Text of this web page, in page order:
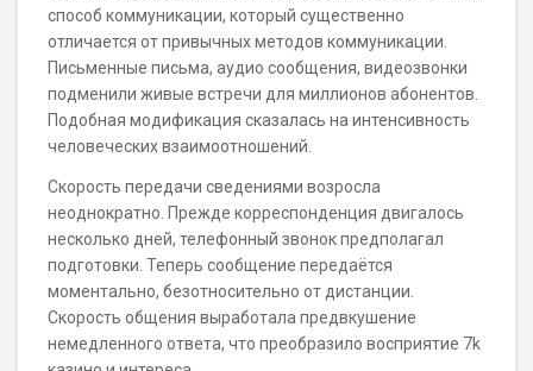
способ коммуникации, который существенно
отличается от привычных методов коммуникации.
Письменные письма, аудио сообщения, видеозвонки
подменили живые встречи для миллионов абонентов.
Подобная модификация сказалась на интенсивность
человеческих взаимоотношений.
Скорость передачи сведениями возросла
неоднократно. Прежде корреспонденция двигалось
несколько дней, телефонный звонок предполагал
подготовки. Теперь сообщение передаётся
моментально, безотносительно от дистанции.
Скорость общения выработала предвкушение
немедленного ответа, что преобразило восприятие 7k